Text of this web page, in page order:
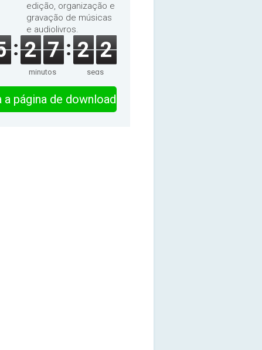
edição, organização e
gravação de músicas
e audiolivros.
2 7
minutos
2 1
segs
a página de download